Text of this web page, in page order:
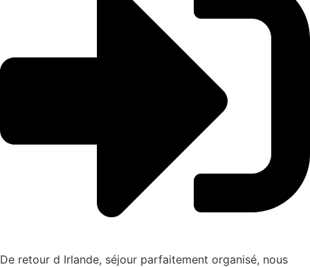
De retour d Irlande, séjour parfaitement organisé, nous